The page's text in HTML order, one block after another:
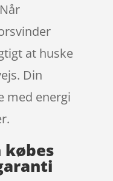
at huske
Din
med energi
købes